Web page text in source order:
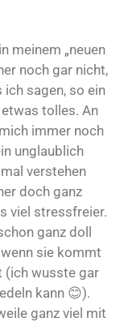
meinem „neuen
noch gar nicht,
sagen, so ein
tolles. An
immer noch
unglaublich
verstehen
doch ganz
viel stressfreier.
ganz doll
sie kommt
(ich wusste gar
kann 😊).
ganz viel mit